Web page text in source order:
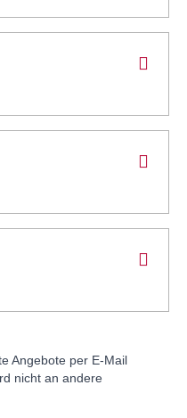
Angebote per E-Mail
nicht an andere